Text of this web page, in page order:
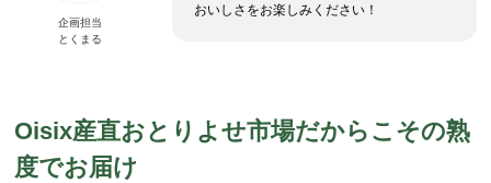
企画担当
とくまる
おいしさをお楽しみください！
Oisix産直おとりよせ市場だからこその熟
度でお届け